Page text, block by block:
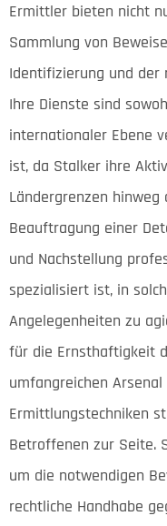
Ermittler bieten nicht
Sammlung von
Identifizierung und der
Ihre Dienste sind
internationaler Ebene
ist, da Stalker ihre
Ländergrenzen hinweg
Beauftragung einer
und Nachstellung
spezialisiert ist, in
Angelegenheiten zu
für die Ernsthaftigkeit
umfangreichen
Ermittlungstechniken
Betroffenen zur Seite.
um die notwendigen
rechtliche Handhabe